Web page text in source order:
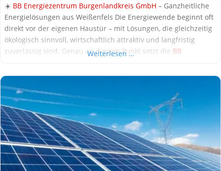
☀️ BB Energiezentrum Burgenlandkreis GmbH – Ganzheitliche
Energielösungen aus Weißenfels Die Energiewende beginnt oft
direkt vor der eigenen Haustür – mit Lösungen, die gleichzeitig
ökologisch sinnvoll, wirtschaftlich attraktiv und langfristig
zuverlässig sind. Genau an diesem Punkt setzt die BB
verwurzeltes Unternehmen mit Sitz in Weißenfels hat sich der
Spezialist auf Photovoltaik und energetische Sanierung
Weiterlesen …